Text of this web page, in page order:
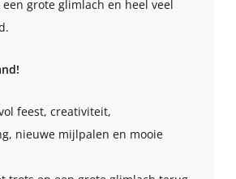
grote glimlach en heel veel
feest, creativiteit,
nieuwe mijlpalen en mooie